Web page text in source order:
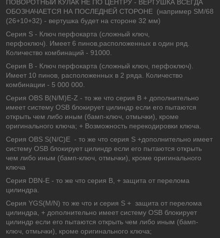
ПОВОРОТНЫЙ КУЛАК НЕ ПО ЦЕНТРУ - ВЕРТУШКА ВСЕГДА
ОБОЗНАЧАЕТСЯ НА ПОСЛЕДНЕЙ СТОРОНЕ (например SM/68
(26+10+32) - вертушка будет на стороне 32 мм)
Серия S - Ключ перфокарта (сложный ключ,
перфоключ). Имеет 6 пинов,расположенных в один ряд.
Количество комбинаций - 91000.
Серия B - Ключ перфокарта (сложный ключ, перфоключ).
Имеет 10 пинов, расположенных в 2 ряда. Количество
комбинации - 5 000 000.
Серия OBS B(N/M)E-Z - то же что серия B + дополнительно
имеет систему OSB блокирует цилиндр если его пытаются
открыть чем либо иным (бамп-ключ, отмычки), кроме
оригинального ключа; + Возможность перекодировки ключа.
Серия OBS S(N/C)E - то же что серия S +дополнительно имеет
систему OSB блокирует цилиндр если его пытаются открыть
чем либо иным (бамп-ключ, отмычки), кроме оригинального
ключа
Серия DBN-E - то же что серия B, + защита от перелома
цилиндра.
Серия YGS(M/N) то же что и серия S + защита от перелома
цилиндра, + дополнительно имеет систему OSB блокирует
цилиндр если его пытаются открыть чем либо иным (бамп-
ключ, отмычки), кроме оригинального ключа;